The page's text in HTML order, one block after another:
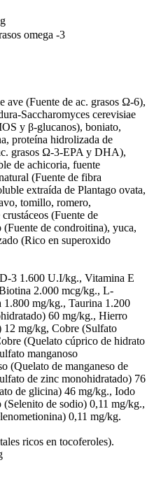
omega -3
ave (Fuente de ac. grasos Ω-6),
Saccharomyces cerevisiae
y β-glucanos), boniato,
proteína hidrolizada de
grasos Ω-3-EPA y DHA),
de achicoria, fuente
(Fuente de fibra
extraída de Plantago ovata,
tomillo, romero,
(Fuente de
de condroitina), yuca,
(Rico en superoxido
3 1.600 U.I/kg., Vitamina E
2.000 mcg/kg., L-
mg/kg., Taurina 1.200
60 mg/kg., Hierro
12 mg/kg, Cobre (Sulfato
(Quelato cúprico de hidrato
manganoso
(Quelato de manganeso de
de zinc monohidratado) 76
de glicina) 46 mg/kg., Iodo
de sodio) 0,11 mg/kg.,
0,11 mg/kg.
ricos en tocoferoles).